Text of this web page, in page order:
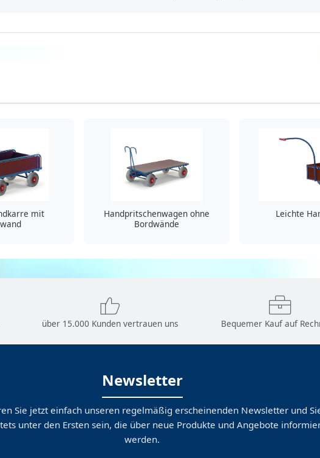
mit
Handpritschenwagen ohne
Bordwände
Leichte
über 15.000 Kunden vertrauen uns Bequemer Kauf auf
Newsletter
Sie jetzt einfach unseren regelmäßig erscheinenden Newsletter und
unter den Ersten sein, die über neue Produkte und Angebote
werden.